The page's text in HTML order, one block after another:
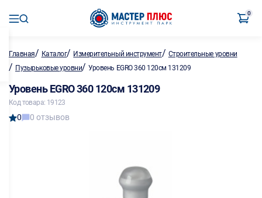
0
Главная/ Каталог/ Измерительный инструмент/ Строительные уровни
/ Пузырьковые уровни/Уровень EGRO 360 120см 131209
Уровень EGRO 360 120см 131209
Код товара: 19123
0 0 отзывов